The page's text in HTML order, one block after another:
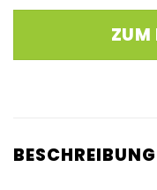
ZUM
BESCHREIBUNG